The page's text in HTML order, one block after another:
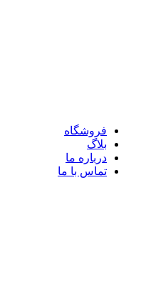
فروشگاه
بلاگ
درباره ما
تماس با ما